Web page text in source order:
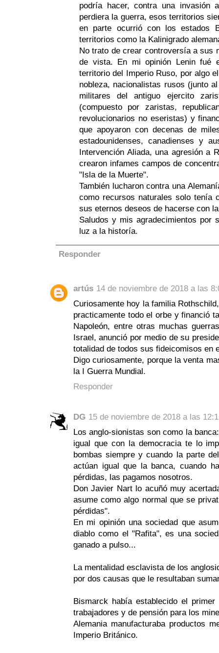
podría hacer, contra una invasión
perdiera la guerra, esos territorios
en parte ocurrió con los estados
territorios como la Kalinigrado
No trato de crear controversía a sus
de vista. En mi opinión Lenin fué
territorio del Imperio Ruso, por algo
nobleza, nacionalistas rusos (junto
militares del antiguo ejercito
(compuesto por zaristas,
revolucionarios no eseristas) y
que apoyaron con decenas de
estadounidenses, canadienses y
Intervención Aliada, una agresión a
crearon infames campos de
"Isla de la Muerte".
También lucharon contra una
como recursos naturales solo tenía
sus eternos deseos de hacerse con
Saludos y mis agradecimientos por
luz a la historía.
Responder
artús 14 de noviembre de 2018 a las
Curiosamente hoy la familia
practicamente todo el orbe y financió
Napoleón, entre otras muchas
Israel, anunció por medio de su
totalidad de todos sus fideicomisos en
Digo curiosamente, porque la venta
la I Guerra Mundial.
Responder
DG 15 de noviembre de 2018 a las
Los anglo-sionistas son como la
igual que con la democracia te lo
bombas siempre y cuando la parte
actúan igual que la banca, cuando
pérdidas, las pagamos nosotros.
Don Javier Nart lo acuñó muy
asume como algo normal que se
pérdidas".
En mi opinión una sociedad que
diablo como el "Rafita", es una
ganado a pulso...
La mentalidad esclavista de los
por dos causas que le resultaban
Bismarck había establecido el
trabajadores y de pensión para los
Alemania manufacturaba productos
Imperio Británico.